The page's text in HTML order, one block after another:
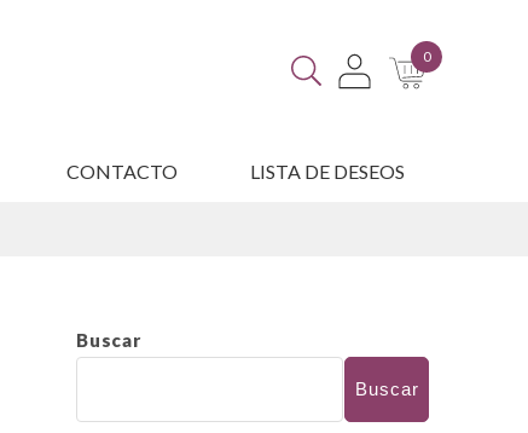
0
CONTACTO LISTA DE DESEOS
Buscar
Buscar